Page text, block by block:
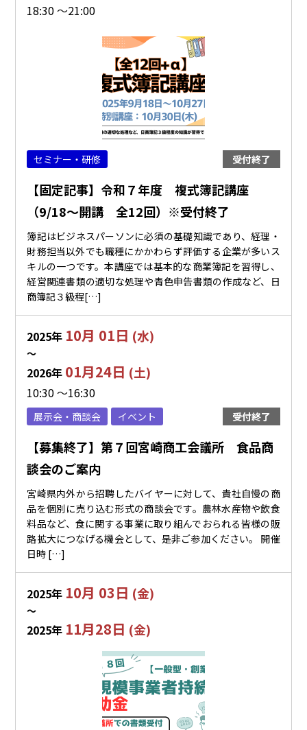
18:30 ～21:00
セミナー・研修 受付終了
【固定記事】令和７年度 複式簿記講座
（9/18～開講 全12回）※受付終了
簿記はビジネスパーソンに必須の基礎知識であり、経理・
財務担当以外でも職種にかかわらず評価する企業が多いス
キルの一つです。本講座では基本的な商業簿記を習得し、
経営関連書類の適切な処理や青色申告書類の作成など、日
商簿記３級程[…]
2025年 10月 01日 (水)
〜
2026年 01月24日 (土)
10:30 ～16:30
展示会・商談会 イベント 受付終了
【募集終了】第７回宮崎商工会議所 食品商
談会のご案内
宮崎県内外から招聘したバイヤーに対して、貴社自慢の商
品を個別に売り込む形式の商談会です。農林水産物や飲食
料品など、食に関する事業に取り組んでおられる皆様の販
路拡大につなげる機会として、是非ご参加ください。 開催
日時 […]
2025年 10月 03日 (金)
〜
2025年 11月28日 (金)